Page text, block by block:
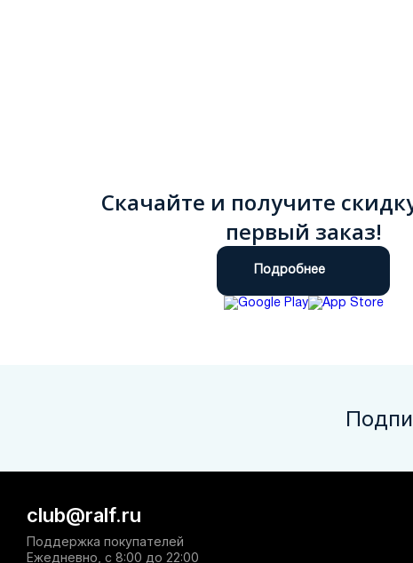
Скачайте и получите
первый заказ!
Подробнее
club@ralf.ru
Поддержка покупателей
Ежедневно, с 8:00 до 22:00